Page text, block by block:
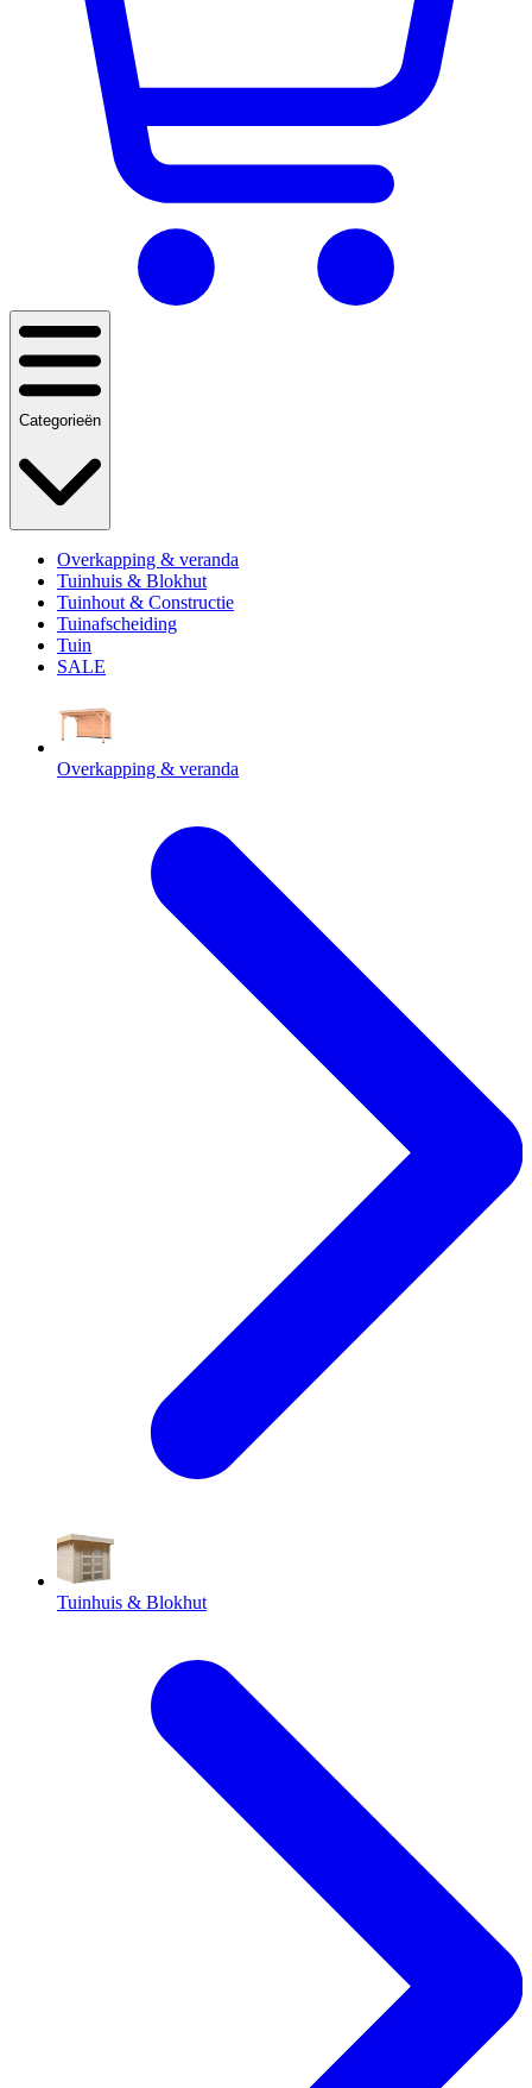
Categorieën
Overkapping & veranda
Tuinhuis & Blokhut
Tuinhout & Constructie
Tuinafscheiding
Tuin
SALE
Overkapping & veranda
Tuinhuis & Blokhut